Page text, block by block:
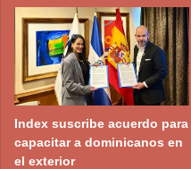
Index suscribe acuerdo para
capacitar a dominicanos en
el exterior